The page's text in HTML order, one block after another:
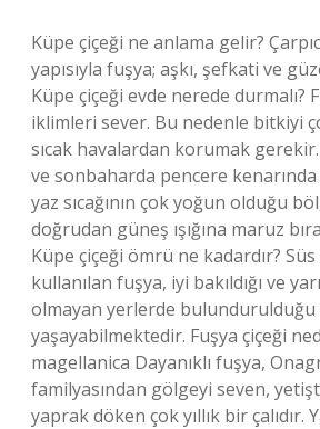
Küpe çiçeği ne anlama gelir?
yapısıyla fuşya; aşkı, şefkati ve
Küpe çiçeği evde nerede durmalı?
iklimleri sever. Bu nedenle bitkiyi
sıcak havalardan korumak
ve sonbaharda pencere
yaz sıcağının çok yoğun olduğu
doğrudan güneş ışığına maruz
Küpe çiçeği ömrü ne kadardır?
kullanılan fuşya, iyi bakıldığı ve
olmayan yerlerde bulundurulduğu
yaşayabilmektedir. Fuşya çiçeği
magellanica Dayanıklı fuşya,
familyasından gölgeyi seven,
yaprak döken çok yıllık bir çalıdır.